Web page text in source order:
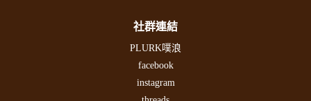
社群連結
PLURK噗浪
facebook
instagram